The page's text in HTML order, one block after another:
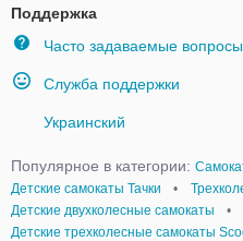
Поддержка
Часто задаваемые вопросы
Служба поддержки
Украинский
Популярное в категории:
Детские самокаты Тачки
•
Детские двухколесные самокаты
•
Детские трехколесные самокаты